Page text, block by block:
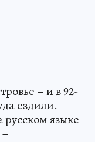
– и в 92-
ездили.
языке